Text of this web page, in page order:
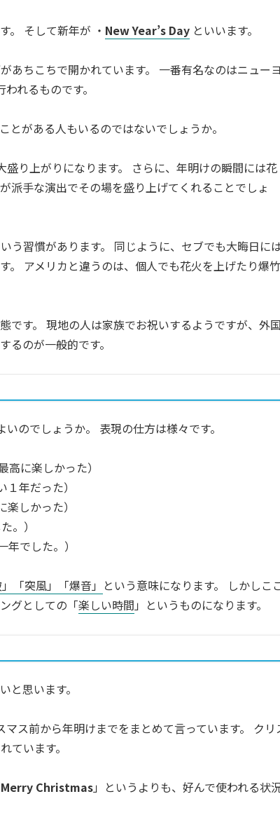
。 そして新年が ・ New Year’s Day といいます。
あちこちで開かれています。 一番有名なのはニューヨ
れるものです。
とがある人もいるのではないでしょうか。
り上がりになります。 さらに、年明けの瞬間には花
派手な演出でその場を盛り上げてくれることでしょ
う習慣があります。 同じように、セブでも大晦日に
。 アメリカと違うのは、個人でも花火を上げたり爆竹
です。 現地の人は家族でお祝いするようですが、外国
るのが一般的です。
のでしょうか。 表現の仕方は様々です。
高に楽しかった）
１年だった）
楽しかった）
。）
年でした。）
」「突風」「爆音」 という意味になります。 しかしこ
グとしての「楽しい時間 」というものになります。
と思います。
マス前から年明けまでをまとめて言っています。 クリ
ています。
Merry Christmas」というよりも、好んで使われる状